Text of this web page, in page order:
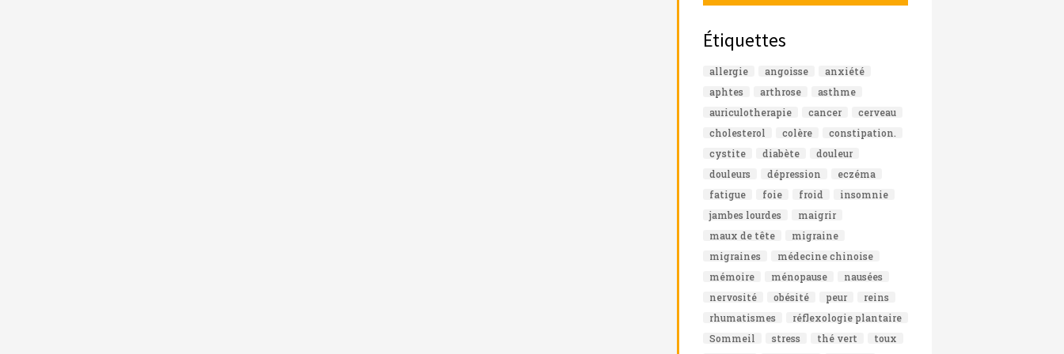
Étiquettes
allergie angoisse
anxiété
aphtes
arthrose
asthme
auriculotherapie
cancer
cerveau
cholesterol
colère
constipation.
cystite
diabète
douleur
douleurs
dépression
eczéma
fatigue
foie froid
insomnie
jambes lourdes
maigrir
maux de tête
migraine
migraines
médecine chinoise
mémoire
ménopause
nausées
nervosité
obésité peur
reins
rhumatismes
réflexologie plantaire
Sommeil
stress thé vert
toux